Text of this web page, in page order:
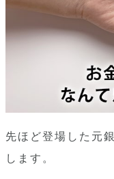
先ほど登場した元
します。